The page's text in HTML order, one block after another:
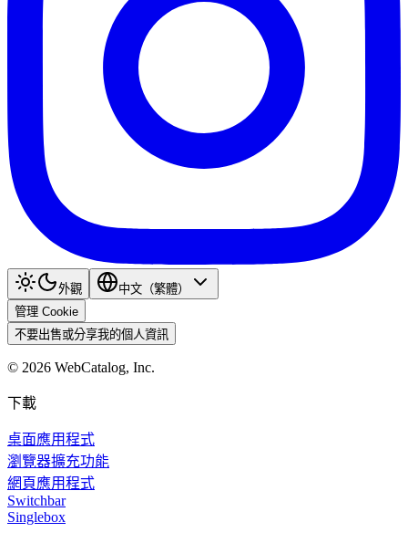
外觀
中文（繁體）
管理 Cookie
不要出售或分享我的個人資訊
© 2026 WebCatalog, Inc.
下載
桌面應用程式
瀏覽器擴充功能
網頁應用程式
Switchbar
Singlebox